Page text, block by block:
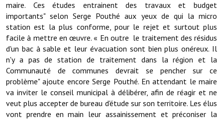
Services publics intercommunaux
Affaires scolaires, CCAS
Eaux, assainissement
France services
France Renov
Déchets ménagers, tri sélectif, encombrants
maire. Ces études entrainent des travaux et budget
importants" selon Serge Pouthé aux yeux de qui la micro
station est la plus conforme, pour le rejet et surtout plus
facile à mettre en œuvre. « En outre le traitement des résidus
d'un bac à sable et leur évacuation sont bien plus onéreux. Il
n'y a pas de station de traitement dans la région et la
Communauté de communes devrait se pencher sur ce
problème" ajoute encore Serge Pouthé. En attendant le maire
va inviter le conseil municipal à délibérer, afin de réagir et ne
veut plus accepter de bureau d'étude sur son territoire. Les élus
vont prendre en main leur assainissement et préconiser la